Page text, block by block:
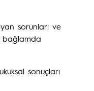
sorunları ve
bağlamda
sonuçları